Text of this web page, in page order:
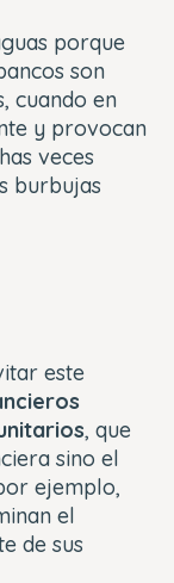
porque
son
cuando en
y provocan
veces
burbujas
este
, que
sino el
ejemplo,
el
de sus